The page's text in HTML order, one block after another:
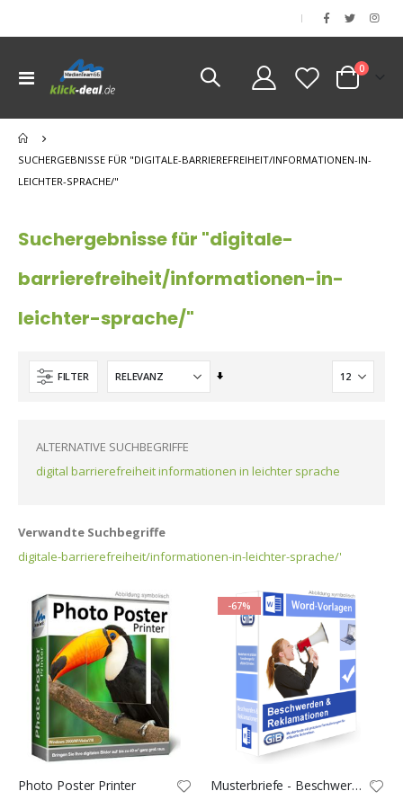
|
Navigation
umschalten
Cart
0Artikel
SUCHERGEBNISSE FÜR "DIGITALE-BARRIEREFREIHEIT/INFORMATIONEN-IN-
LEICHTER-SPRACHE/"
Suchergebnisse für "digitale-
barrierefreiheit/informationen-in-
leichter-sprache/"
FILTER
Aufsteigend
ALTERNATIVE SUCHBEGRIFFE
digital barrierefreiheit informationen in leichter sprache
Verwandte Suchbegriffe
digitale-barrierefreiheit/informationen-in-leichter-sprache/'
Photo Poster Printer
-67%
Musterbriefe - Beschwerden & Reklamationen